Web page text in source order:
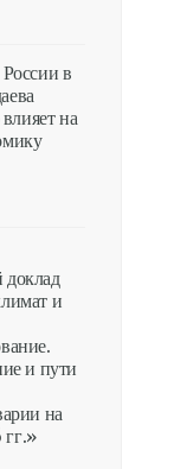
в
влияет на
и
и пути
на